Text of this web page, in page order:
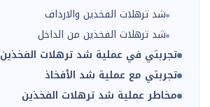
شد ترهلات الفخذين والارداف
شد ترهلات الفخذين من الداخل
تجربتي في عملية شد ترهلات الفخذين
تجربتي مع عملية شد الأفخاذ
مخاطر عملية شد ترهلات الفخذين